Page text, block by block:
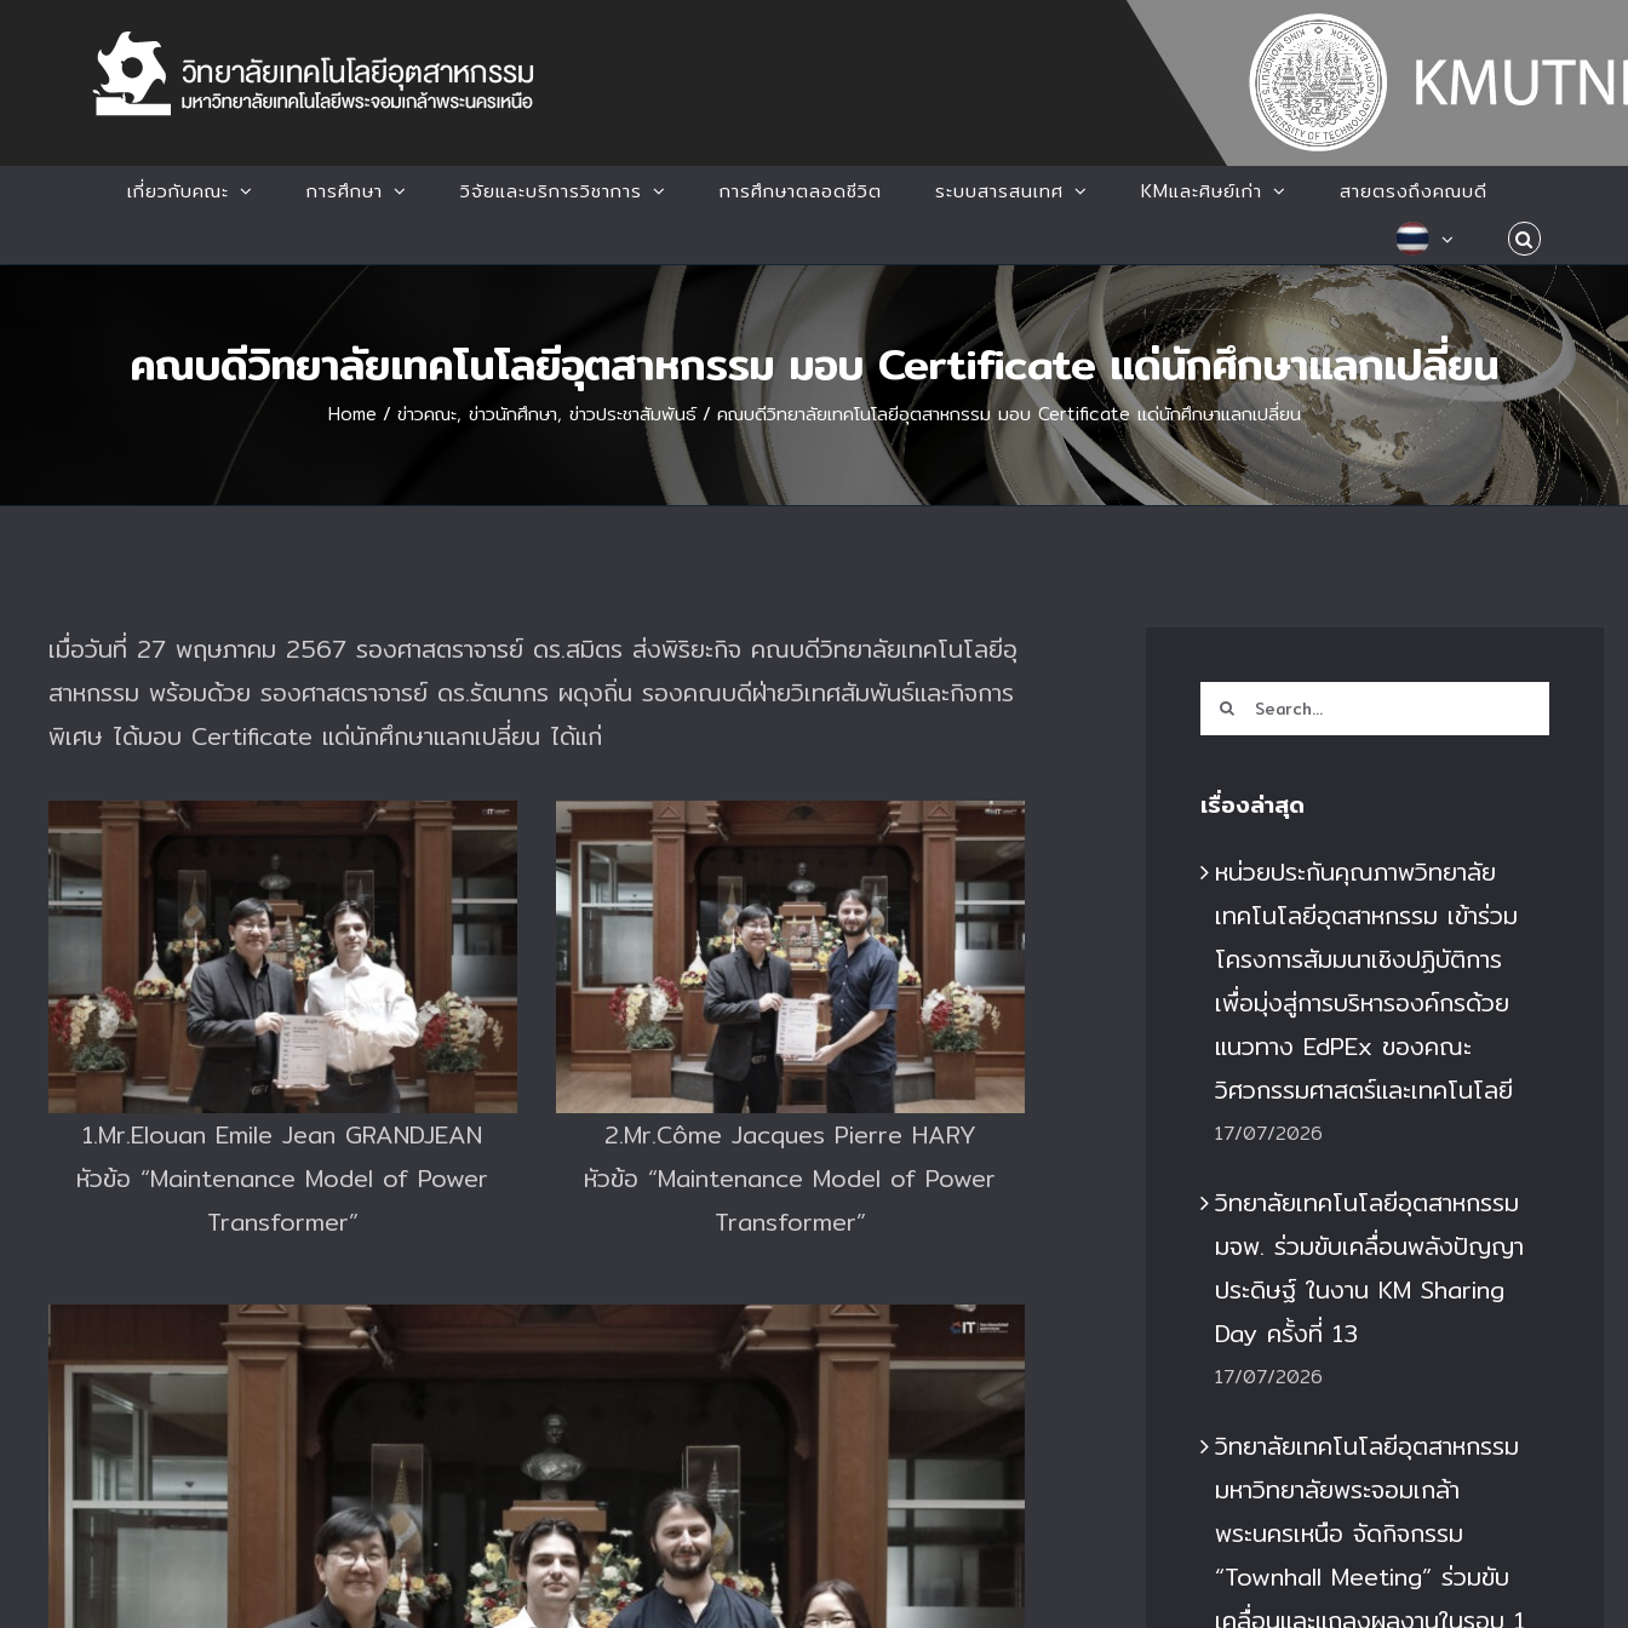
เกี่ยวกับคณะ การศึกษา วิจัยและบริการวิชาการ การศึกษาตลอดชีวิต ระบบสารสนเทศ KMและศิษย์เก่า สายตรงถึงคณบดี
คณบดีวิทยาลัยเทคโนโลยีอุตสาหกรรม มอบ Certificate แด่นักศึกษาแลกเปลี่ยน
Home / ข่าวคณะ, ข่าวนักศึกษา, ข่าวประชาสัมพันธ์ / คณบดีวิทยาลัยเทคโนโลยีอุตสาหกรรม มอบ Certificate แด่นักศึกษาแลกเปลี่ยน
เมื่อวันที่ 27 พฤษภาคม 2567 รองศาสตราจารย์ ดร.สมิตร ส่งพิริยะกิจ คณบดีวิทยาลัยเทคโนโลยีอุ
สาหกรรม พร้อมด้วย รองศาสตราจารย์ ดร.รัตนากร ผดุงถิ่น รองคณบดีฝ่ายวิเทศสัมพันธ์และกิจการ
พิเศษ ได้มอบ Certificate แด่นักศึกษาแลกเปลี่ยน ได้แก่
1.Mr.Elouan Emile Jean GRANDJEAN
หัวข้อ “Maintenance Model of Power
Transformer”
2.Mr.Côme Jacques Pierre HARY
หัวข้อ “Maintenance Model of Power
Transformer”
Search
for:
เรื่องล่าสุด
หน่วยประกันคุณภาพวิทยาลัย
เทคโนโลยีอุตสาหกรรม เข้าร่วม
โครงการสัมมนาเชิงปฏิบัติการ
เพื่อมุ่งสู่การบริหารองค์กรด้วย
แนวทาง EdPEx ของคณะ
วิศวกรรมศาสตร์และเทคโนโลยี
17/07/2026
วิทยาลัยเทคโนโลยีอุตสาหกรรม
มจพ. ร่วมขับเคลื่อนพลังปัญญา
ประดิษฐ์ ในงาน KM Sharing
Day ครั้งที่ 13
17/07/2026
วิทยาลัยเทคโนโลยีอุตสาหกรรม
มหาวิทยาลัยพระจอมเกล้า
พระนครเหนือ จัดกิจกรรม
“Townhall Meeting” ร่วมขับ
เคลื่อนและแถลงผลงานในรอบ 1